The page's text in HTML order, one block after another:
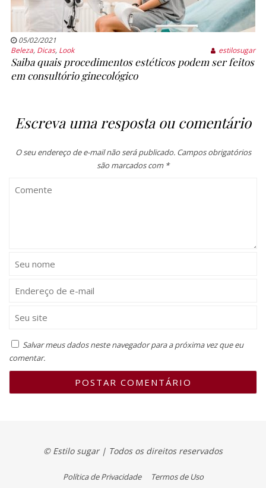
05/02/2021
Beleza, Dicas, Look estilosugar
Saiba quais procedimentos estéticos podem ser feitos
em consultório ginecológico
Escreva uma resposta ou comentário
O seu endereço de e-mail não será publicado. Campos obrigatórios
são marcados com *
Salvar meus dados neste navegador para a próxima vez que eu
comentar.
© Estilo sugar | Todos os direitos reservados
Política de Privacidade Termos de Uso